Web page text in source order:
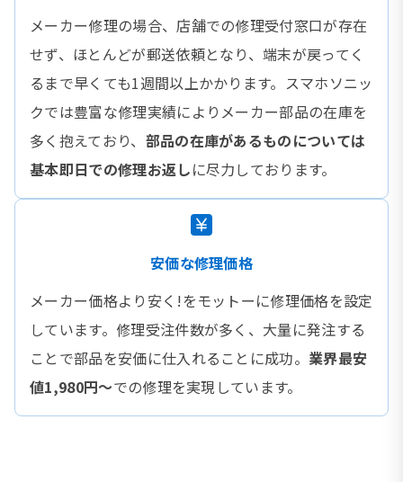
メーカー修理の場合、店舗での修理受付窓口が存在
せず、ほとんどが郵送依頼となり、端末が戻ってく
るまで早くても1週間以上かかります。スマホソニッ
クでは豊富な修理実績によりメーカー部品の在庫を
多く抱えており、 部品の在庫があるものについては
基本即日での修理お返しに尽力しております。
安価な修理価格
メーカー価格より安く!をモットーに修理価格を設定
しています。修理受注件数が多く、大量に発注する
ことで部品を安価に仕入れることに成功。 業界最安
値1,980円〜での修理を実現しています。